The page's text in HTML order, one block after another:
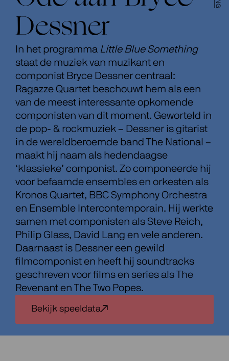
Dessner
In het programma Little Blue Something
staat de muziek van muzikant en
componist Bryce Dessner centraal:
Ragazze Quartet beschouwt hem als een
van de meest interessante opkomende
componisten van dit moment. Geworteld in
de pop- & rockmuziek – Dessner is gitarist
in de wereldberoemde band The National –
maakt hij naam als hedendaagse
‘klassieke’ componist. Zo componeerde hij
voor befaamde ensembles en orkesten als
Kronos Quartet, BBC Symphony Orchestra
en Ensemble Intercontemporain. Hij werkte
samen met componisten als Steve Reich,
Philip Glass, David Lang en vele anderen.
Daarnaast is Dessner een gewild
filmcomponist en heeft hij soundtracks
geschreven voor films en series als The
Revenant en The Two Popes.
Bekijk speeldata